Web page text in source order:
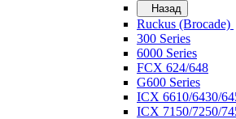
Назад
Ruckus (Brocade)
300 Series
6000 Series
FCX 624/648
G600 Series
ICX 6610/6430/
ICX 7150/7250/